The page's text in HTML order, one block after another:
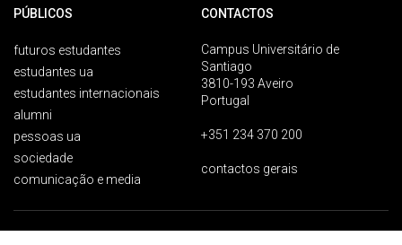
PÚBLICOS
futuros estudantes
estudantes ua
estudantes internacionais
alumni
pessoas ua
sociedade
comunicação e media
CONTACTOS
Campus Universitário de
Santiago
3810-193 Aveiro
Portugal
+351 234 370 200
contactos gerais